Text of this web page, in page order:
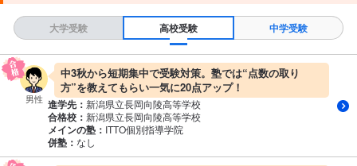
大学受験 高校受験 中学受験
男性
中3秋から短期集中で受験対策。塾では“点数の取り
方”を教えてもらい一気に20点アップ！
進学先： 新潟県立長岡向陵高等学校
合格校： 新潟県立長岡向陵高等学校
メインの塾： ITTO個別指導学院
併塾： なし